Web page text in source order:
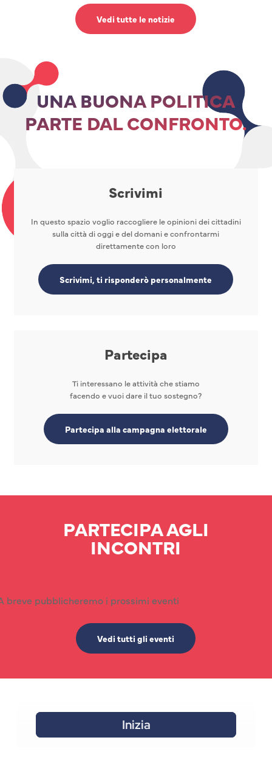
Vedi tutte le notizie
UNA BUONA POLITICA
PARTE DAL CONFRONTO.
Scrivimi
In questo spazio voglio raccogliere le opinioni dei cittadini
sulla città di oggi e del domani e confrontarmi
direttamente con loro
Scrivimi, ti risponderò personalmente
Partecipa
Ti interessano le attività che stiamo
facendo e vuoi dare il tuo sostegno?
Partecipa alla campagna elettorale
PARTECIPA AGLI
INCONTRI
breve pubblicheremo i prossimi eventi
Vedi tutti gli eventi